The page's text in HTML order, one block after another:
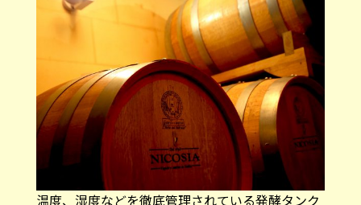
温度、湿度などを徹底管理されている発酵タンク